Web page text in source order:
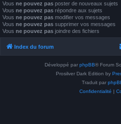
Vous ne pouvez pas poster de nouveaux sujets
Vous ne pouvez pas répondre aux sujets
Vous ne pouvez pas modifier vos messages
Vous ne pouvez pas supprimer vos messages
Vous ne pouvez pas joindre des fichiers
Index du forum
Développé par phpBB® Forum
Prosilver Dark Edition by
Traduit par
Confidentialité |